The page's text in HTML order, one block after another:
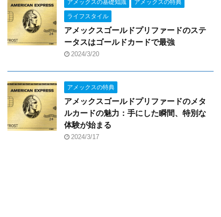
アメックスの基礎知識 アメックスの特典
ライフスタイル
アメックスゴールドプリファードのステ
ータスはゴールドカードで最強
2024/3/20
アメックスの特典
アメックスゴールドプリファードのメタ
ルカードの魅力：手にした瞬間、特別な
体験が始まる
2024/3/17